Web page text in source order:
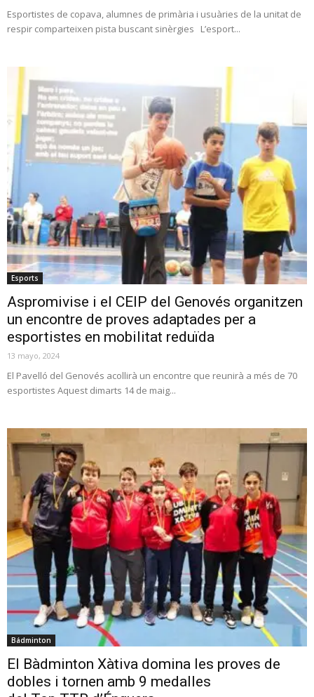
Esportistes de copava, alumnes de primària i usuàries de la unitat de
respir comparteixen pista buscant sinèrgies L’esport...
Esports
Aspromivise i el CEIP del Genovés organitzen
un encontre de proves adaptades per a
esportistes en mobilitat reduïda
13 mayo, 2024
El Pavelló del Genovés acollirà un encontre que reunirà a més de 70
esportistes Aquest dimarts 14 de maig...
Bádminton
El Bàdminton Xàtiva domina les proves de
dobles i tornen amb 9 medalles